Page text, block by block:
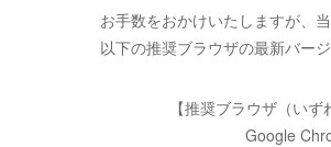
お手数をおかけいたしますが、
以下の推奨ブラウザの最新バー
【推奨ブラウザ（いず
Google